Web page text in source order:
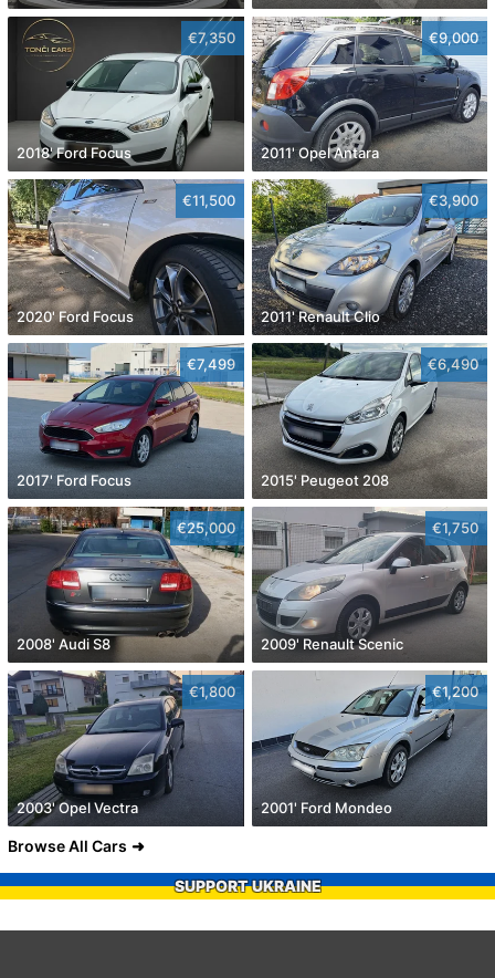
€7,350
2018' Ford Focus
€9,000
2011' Opel Antara
€11,500
2020' Ford Focus
€3,900
2011' Renault Clio
€7,499
2017' Ford Focus
€6,490
2015' Peugeot 208
€25,000
2008' Audi S8
€1,750
2009' Renault Scenic
€1,800
2003' Opel Vectra
€1,200
2001' Ford Mondeo
Browse All Cars
SUPPORT UKRAINE